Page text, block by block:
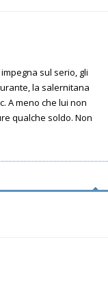
sul serio, gli
la salernitana
A meno che lui non
qualche soldo. Non